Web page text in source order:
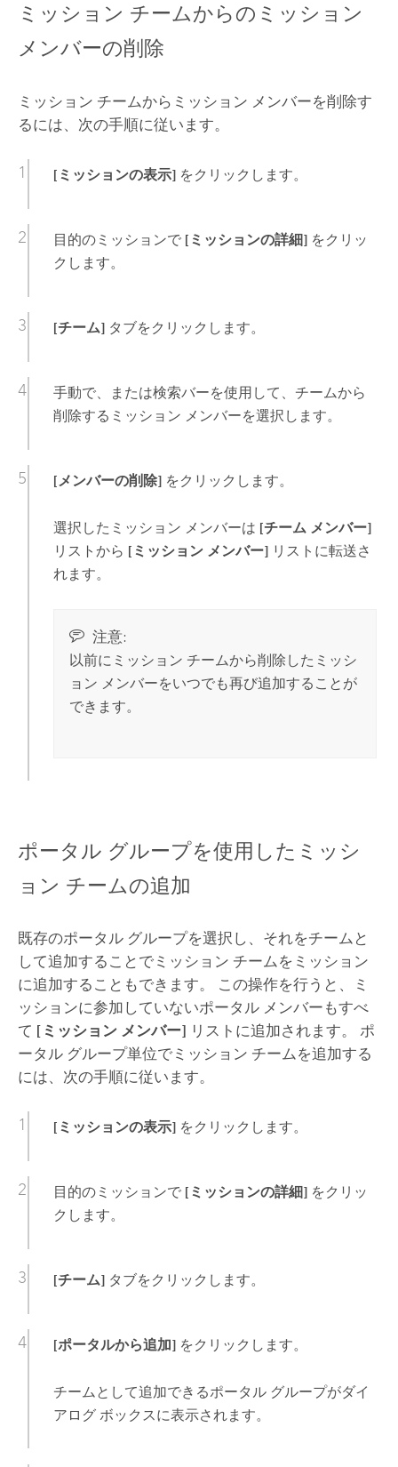
ミッション チームからのミッション
メンバーの削除
ミッション チームからミッション メンバーを削除す
るには、次の手順に従います。
[ミッションの表示]をクリックします。
目的のミッションで [ミッションの詳細]をクリッ
クします。
[チーム]タブをクリックします。
手動で、または検索バーを使用して、チームから
削除するミッション メンバーを選択します。
[メンバーの削除]をクリックします。
選択したミッション メンバーは [チーム メンバー]
リストから [ミッション メンバー]リストに転送さ
れます。
注意:
以前にミッション チームから削除したミッシ
ョン メンバーをいつでも再び追加することが
できます。
ポータル グループを使用したミッシ
ョン チームの追加
既存のポータル グループを選択し、それをチームと
して追加することでミッション チームをミッション
に追加することもできます。 この操作を行うと、ミ
ッションに参加していないポータル メンバーもすべ
て [ミッション メンバー] リストに追加されます。 ポ
ータル グループ単位でミッション チームを追加する
には、次の手順に従います。
[ミッションの表示]をクリックします。
目的のミッションで [ミッションの詳細]をクリッ
クします。
[チーム]タブをクリックします。
[ポータルから追加]をクリックします。
チームとして追加できるポータル グループがダイ
アログ ボックスに表示されます。